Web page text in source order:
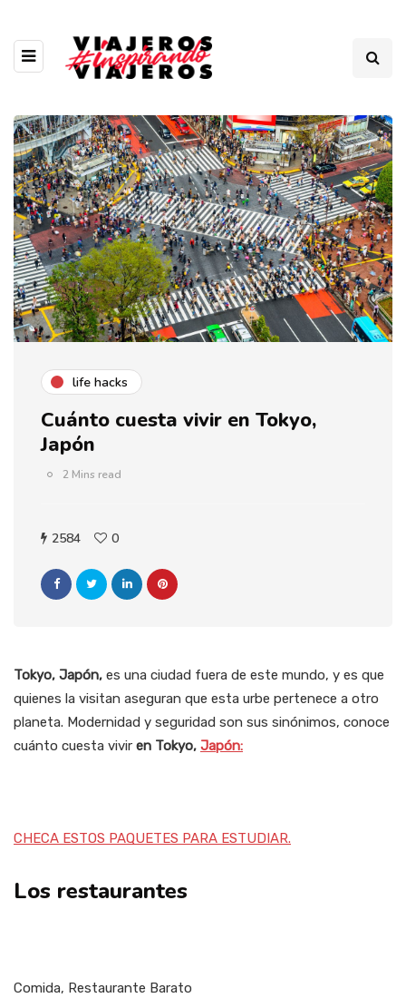
life hacks
Cuánto cuesta vivir en Tokyo,
Japón
2 Mins read
2584 0
Tokyo, Japón, es una ciudad fuera de este mundo, y es que
quienes la visitan aseguran que esta urbe pertenece a otro
planeta. Modernidad y seguridad son sus sinónimos, conoce
cuánto cuesta vivir en Tokyo, Japón:
CHECA ESTOS PAQUETES PARA ESTUDIAR.
Los restaurantes
Comida, Restaurante Barato